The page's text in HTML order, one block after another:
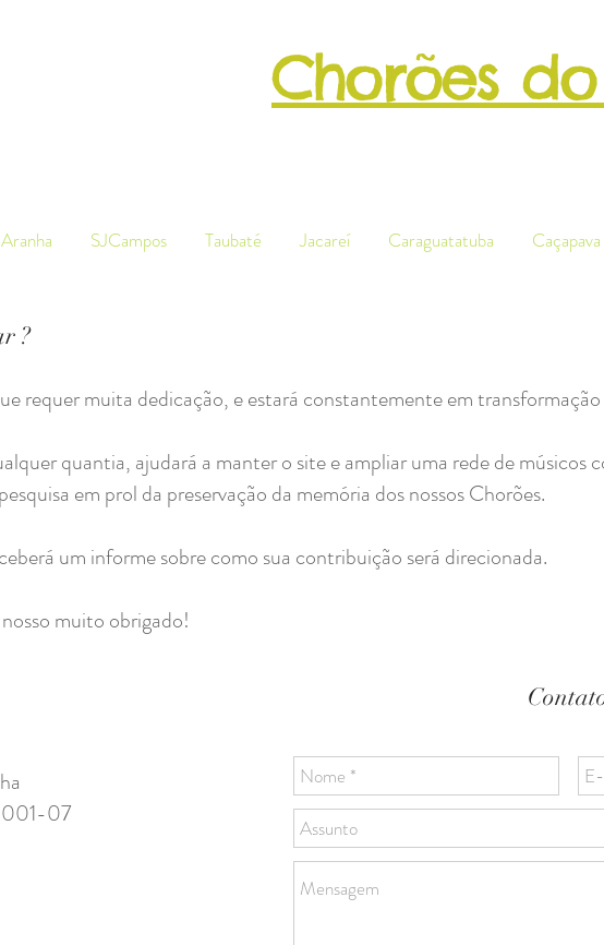
Chorões
SJCampos Taubaté Jacareí Caraguatatuba Caçapava
?
requer muita dedicação, e estará constantemente em
quantia, ajudará a manter o site e ampliar uma rede de músicos
em prol da preservação da memória dos nossos Chorões.
um informe sobre como sua contribuição será direcionada.
muito obrigado!
07